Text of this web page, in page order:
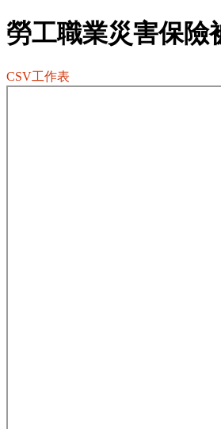
勞工職業災害保
CSV工作表